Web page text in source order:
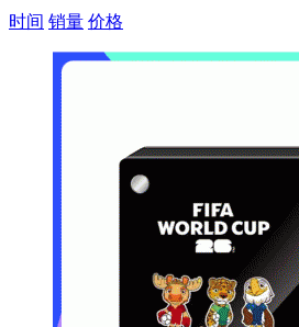
时间 销量 价格